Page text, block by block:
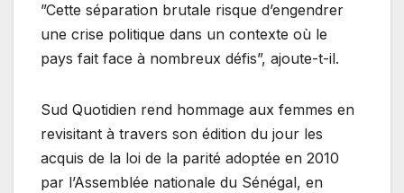
”Cette séparation brutale risque d’engendrer
une crise politique dans un contexte où le
pays fait face à nombreux défis”, ajoute-t-il.
Sud Quotidien rend hommage aux femmes en
revisitant à travers son édition du jour les
acquis de la loi de la parité adoptée en 2010
par l’Assemblée nationale du Sénégal, en